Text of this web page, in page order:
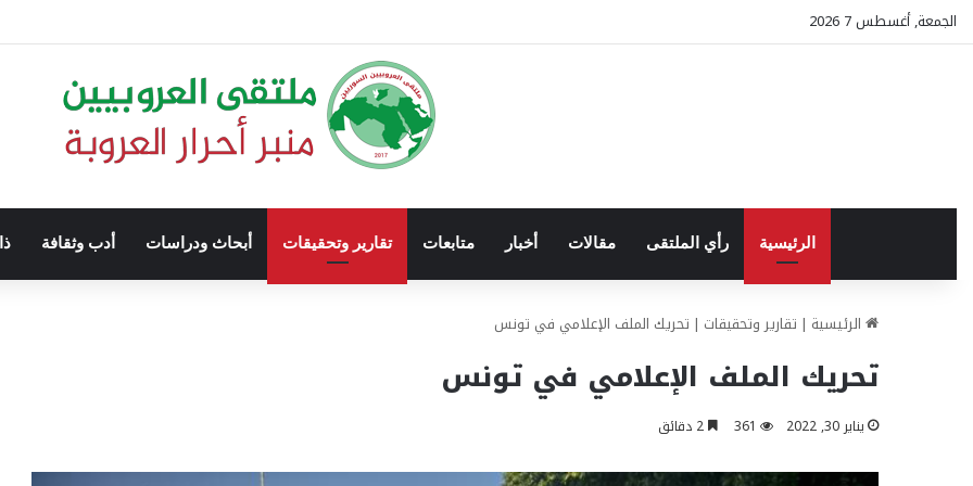
الجمعة, أغسطس 7 2026
الرئيسية رأي الملتقى مقالات أخبار متابعات تقارير وتحقيقات أبحاث ودراسات أدب وثقافة
الرئيسية | تقارير وتحقيقات | تحريك الملف الإعلامي في تونس
تحريك الملف الإعلامي في تونس
يناير 30, 2022 361